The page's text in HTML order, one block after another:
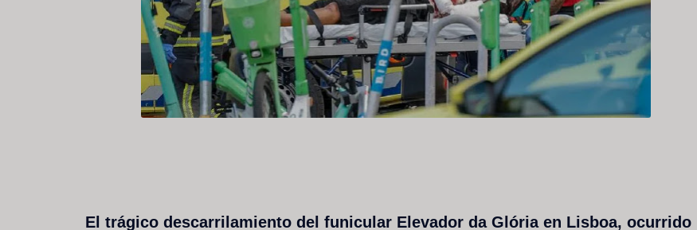
El trágico descarrilamiento del funicular Elevador da Glória en Lisboa, ocurrido